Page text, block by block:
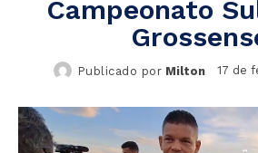
Campeonato
Publicado por Milton 17 de